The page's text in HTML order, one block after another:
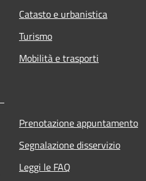
Catasto e urbanistica
Turismo
Mobilità e trasporti
Prenotazione appuntamento
Segnalazione disservizio
Leggi le FAQ